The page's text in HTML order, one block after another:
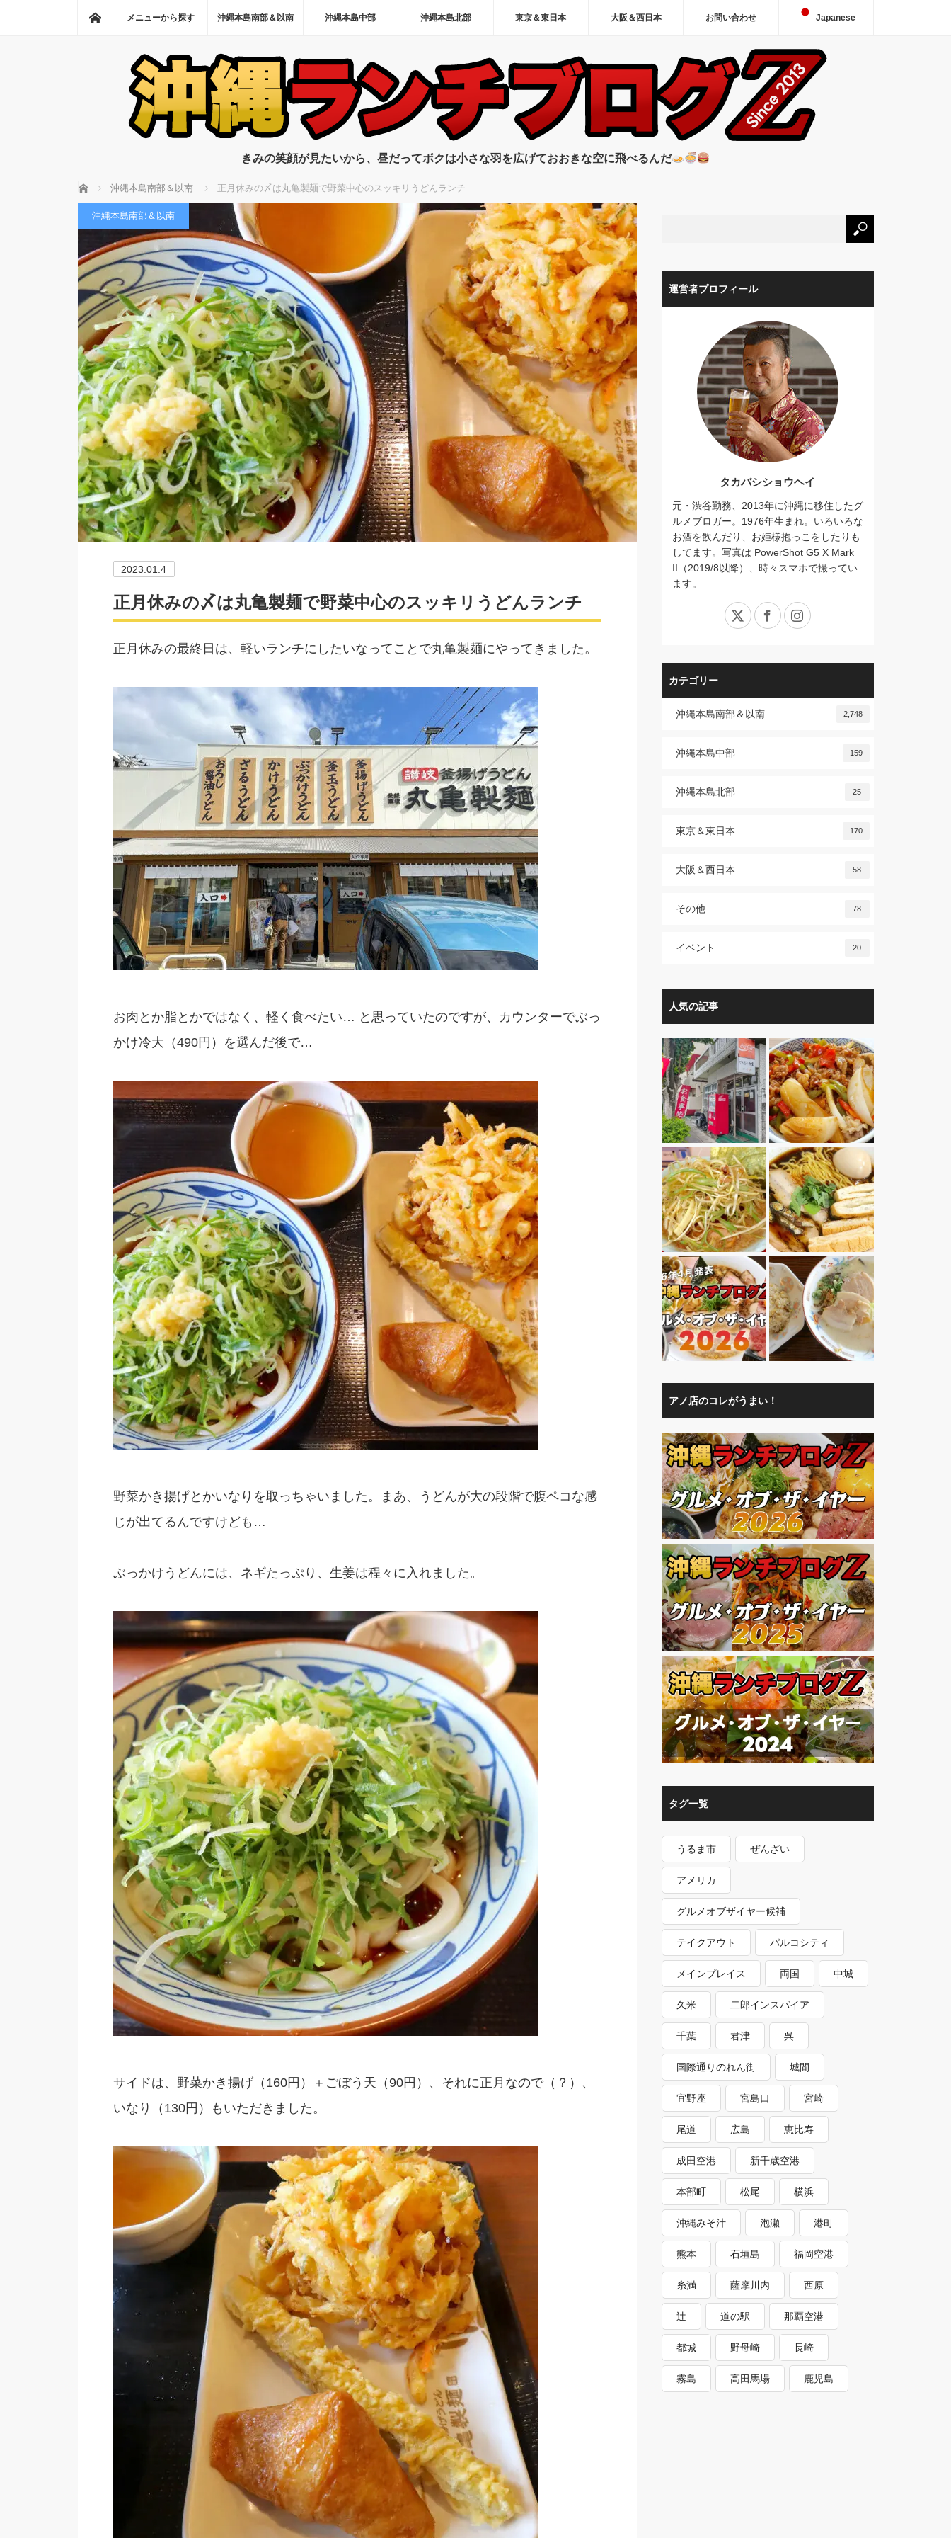
ホーム
メニューから探す 沖縄本島南部＆以南 沖縄本島中部 沖縄本島北部 東京＆東日本 大阪＆西日本 お問い合わせ Japanese
きみの笑顔が見たいから、昼だってボクは小さな羽を広げておおきな空に飛べるんだ
ホーム 沖縄本島南部＆以南 正月休みの〆は丸亀製麺で野菜中心のスッキリうどんランチ
沖縄本島南部＆以南
2023.01.4
正月休みの〆は丸亀製麺で野菜中心のスッキリうどんランチ
正月休みの最終日は、軽いランチにしたいなってことで丸亀製麺にやってきました。
お肉とか脂とかではなく、軽く食べたい… と思っていたのですが、カウンターでぶっ
かけ冷大（490円）を選んだ後で…
野菜かき揚げとかいなりを取っちゃいました。まあ、うどんが大の段階で腹ペコな感
じが出てるんですけども…
ぶっかけうどんには、ネギたっぷり、生姜は程々に入れました。
サイドは、野菜かき揚げ（160円）＋ごぼう天（90円）、それに正月なので（？）、
いなり（130円）もいただきました。
運営者プロフィール
タカバシショウヘイ
元・渋谷勤務、2013年に沖縄に移住したグ
ルメブロガー。1976年生まれ。いろいろな
お酒を飲んだり、お姫様抱っこをしたりも
してます。写真は PowerShot G5 X Mark
II（2019/8以降）、時々スマホで撮ってい
ます。
X FacebookInstagram
カテゴリー
沖縄本島南部＆以南 2,748
沖縄本島中部 159
沖縄本島北部 25
東京＆東日本 170
大阪＆西日本 58
その他 78
イベント 20
人気の記事
アノ店のコレがうまい！
タグ一覧
うるま市 ぜんざい
アメリカ
グルメオブザイヤー候補
テイクアウト パルコシティ
メインプレイス 両国 中城
久米 二郎インスパイア
千葉 君津 呉
国際通りのれん街 城間
宜野座 宮島口 宮崎
尾道 広島 恵比寿
成田空港 新千歳空港
本部町 松尾 横浜
沖縄みそ汁 泡瀬 港町
熊本 石垣島 福岡空港
糸満 薩摩川内 西原
辻 道の駅 那覇空港
都城 野母崎 長崎
霧島 高田馬場 鹿児島